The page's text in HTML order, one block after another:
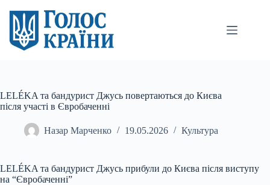
вмісту
LELÉKA та бандурист Джусь повертаються до Києва
після участі в Євробаченні
Назар Марченко 19.05.2026 Культура
LELÉKA та бандурист Джусь прибули до Києва після виступу
на “Євробаченні”